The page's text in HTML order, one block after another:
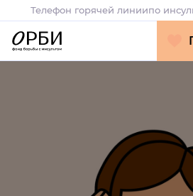
Телефон горячей линиипо